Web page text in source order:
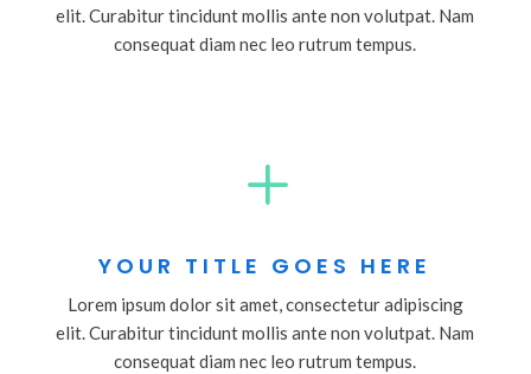
elit. Curabitur tincidunt mollis ante non volutpat. Nam
consequat diam nec leo rutrum tempus.
L
YOUR TITLE GOES HERE
Lorem ipsum dolor sit amet, consectetur adipiscing
elit. Curabitur tincidunt mollis ante non volutpat. Nam
consequat diam nec leo rutrum tempus.